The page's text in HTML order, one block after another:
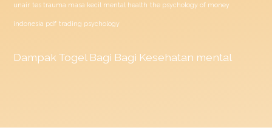
unair tes trauma masa kecil mental health the psychology of money
indonesia pdf trading psychology
Dampak Togel Bagi Bagi Kesehatan mental